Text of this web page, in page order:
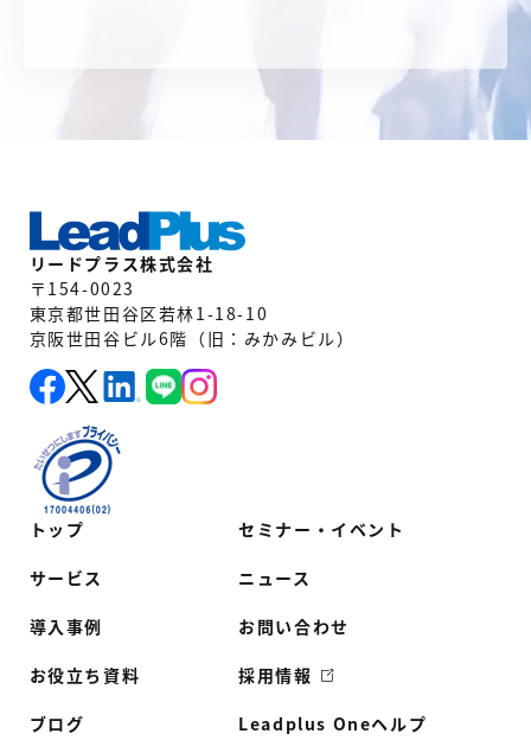
トップ
サービス
導入事例
お役立ち資料
ブログ
セミナー・イベント
ニュース
お問い合わせ
採用情報
Leadplus Oneヘルプ
リードプラス株式会社
〒154-0023
東京都世田谷区若林1-18-10
京阪世田谷ビル6階（旧：みかみビル）